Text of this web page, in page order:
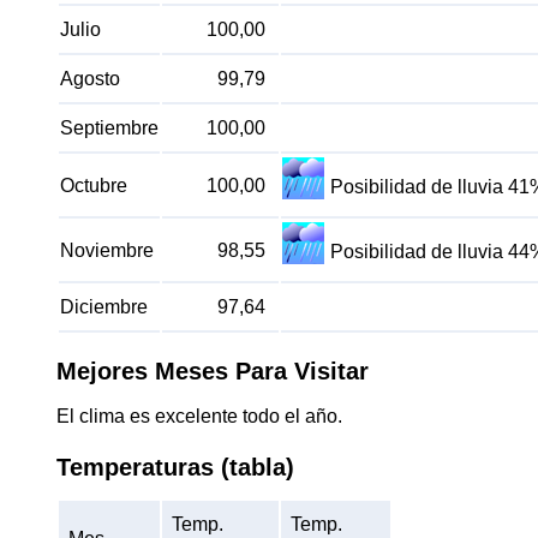
Julio 100,00
Agosto 99,79
Septiembre 100,00
Octubre 100,00 Posibilidad de lluvia
Noviembre 98,55 Posibilidad de lluvia
Diciembre 97,64
Mejores Meses Para Visitar
El clima es excelente todo el año.
Temperaturas (tabla)
Temp. Temp.